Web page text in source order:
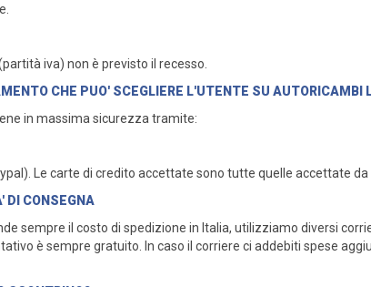
iva) non è previsto il recesso.
CHE PUO' SCEGLIERE L'UTENTE SU AUTORICAMBI
in massima sicurezza tramite:
Le carte di credito accettate sono tutte quelle accettate
DI CONSEGNA
sempre il costo di spedizione in Italia, utilizziamo diversi
è sempre gratuito. In caso il corriere ci addebiti spese